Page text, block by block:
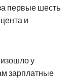
первые шесть
и
у
зарплатные